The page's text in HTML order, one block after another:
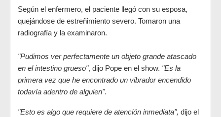
Según el enfermero, el paciente llegó con su esposa,
quejándose de estreñimiento severo. Tomaron una
radiografía y la examinaron.
"Pudimos ver perfectamente un objeto grande atascado
en el intestino grueso", dijo Pope en el show. "Es la
primera vez que he encontrado un vibrador encendido
todavía adentro de alguien".
"Esto es algo que requiere de atención inmediata", dijo el